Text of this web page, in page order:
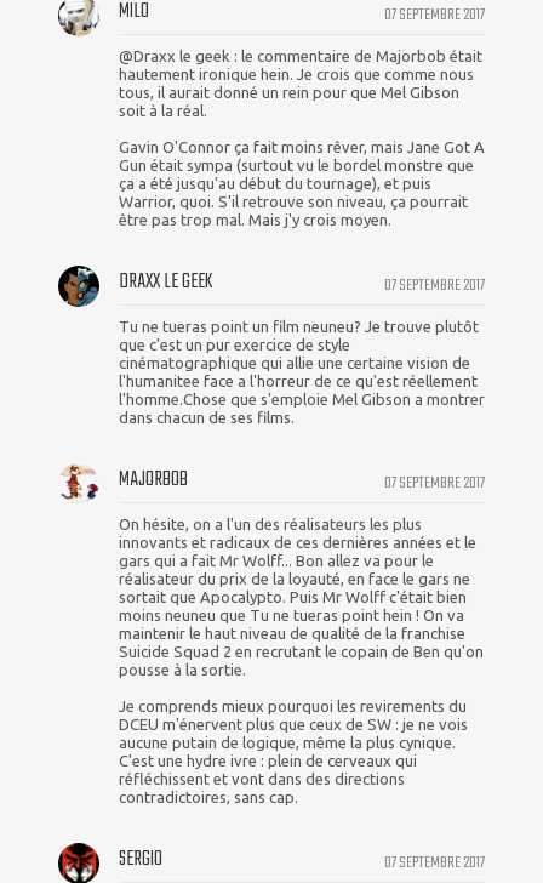
07 SEPTEMBRE 2017
MILO
@Draxx le geek : le commentaire de Majorbob était
hautement ironique hein. Je crois que comme nous
tous, il aurait donné un rein pour que Mel Gibson
soit à la réal.
Gavin O'Connor ça fait moins rêver, mais Jane Got A
Gun était sympa (surtout vu le bordel monstre que
ça a été jusqu'au début du tournage), et puis
Warrior, quoi. S'il retrouve son niveau, ça pourrait
être pas trop mal. Mais j'y crois moyen.
07 SEPTEMBRE 2017
DRAXX LE GEEK
Tu ne tueras point un film neuneu? Je trouve plutôt
que c'est un pur exercice de style
cinématographique qui allie une certaine vision de
l'humanitee face a l'horreur de ce qu'est réellement
l'homme.Chose que s'emploie Mel Gibson a montrer
dans chacun de ses films.
07 SEPTEMBRE 2017
MAJORBOB
On hésite, on a l'un des réalisateurs les plus
innovants et radicaux de ces dernières années et le
gars qui a fait Mr Wolff... Bon allez va pour le
réalisateur du prix de la loyauté, en face le gars ne
sortait que Apocalypto. Puis Mr Wolff c'était bien
moins neuneu que Tu ne tueras point hein ! On va
maintenir le haut niveau de qualité de la franchise
Suicide Squad 2 en recrutant le copain de Ben qu'on
pousse à la sortie.
Je comprends mieux pourquoi les revirements du
DCEU m'énervent plus que ceux de SW : je ne vois
aucune putain de logique, même la plus cynique.
C'est une hydre ivre : plein de cerveaux qui
réfléchissent et vont dans des directions
contradictoires, sans cap.
07 SEPTEMBRE 2017
SERGIO